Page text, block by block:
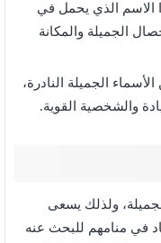
الاسم الذي يحمل في
الجميلة والمكانة
الجميلة النادرة،
والشخصية القوية.
ولذلك يسعى
في منامهم للبحث عنه